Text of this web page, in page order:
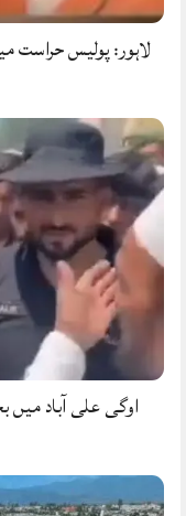
لاہور: پولیس حراست
اوگی علی آباد